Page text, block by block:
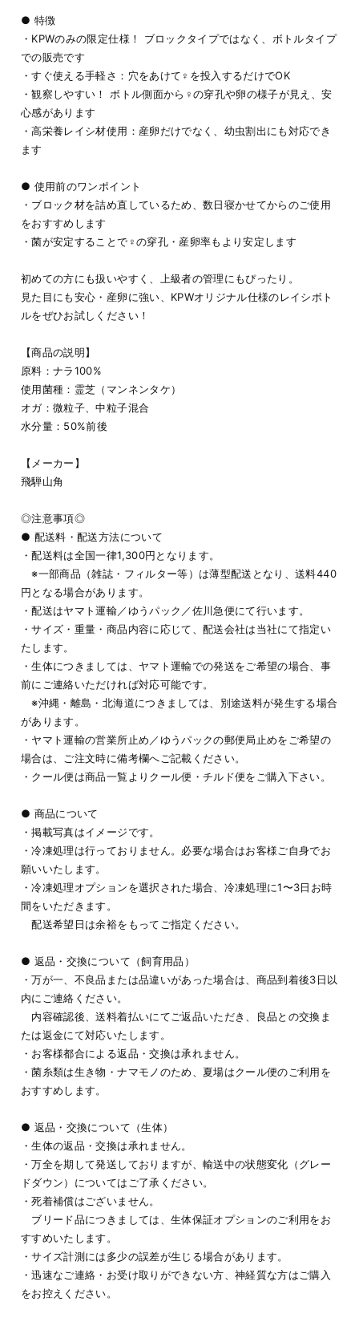
● 特徴
・KPWのみの限定仕様！ ブロックタイプではなく、ボトルタイプ
での販売です
・すぐ使える手軽さ：穴をあけて♀を投入するだけでOK
・観察しやすい！ ボトル側面から♀の穿孔や卵の様子が見え、安
心感があります
・高栄養レイシ材使用：産卵だけでなく、幼虫割出にも対応でき
ます
● 使用前のワンポイント
・ブロック材を詰め直しているため、数日寝かせてからのご使用
をおすすめします
・菌が安定することで♀の穿孔・産卵率もより安定します
初めての方にも扱いやすく、上級者の管理にもぴったり。
見た目にも安心・産卵に強い、KPWオリジナル仕様のレイシボト
ルをぜひお試しください！
【商品の説明】
原料：ナラ100%
使用菌種：霊芝（マンネンタケ）
オガ：微粒子、中粒子混合
水分量：50%前後
【メーカー】
飛騨山角
◎注意事項◎
● 配送料・配送方法について
・配送料は全国一律1,300円となります。
※一部商品（雑誌・フィルター等）は薄型配送となり、送料440
円となる場合があります。
・配送はヤマト運輸／ゆうパック／佐川急便にて行います。
・サイズ・重量・商品内容に応じて、配送会社は当社にて指定い
たします。
・生体につきましては、ヤマト運輸での発送をご希望の場合、事
前にご連絡いただければ対応可能です。
※沖縄・離島・北海道につきましては、別途送料が発生する場合
があります。
・ヤマト運輸の営業所止め／ゆうパックの郵便局止めをご希望の
場合は、ご注文時に備考欄へご記載ください。
・クール便は商品一覧よりクール便・チルド便をご購入下さい。
● 商品について
・掲載写真はイメージです。
・冷凍処理は行っておりません。必要な場合はお客様ご自身でお
願いいたします。
・冷凍処理オプションを選択された場合、冷凍処理に1〜3日お時
間をいただきます。
配送希望日は余裕をもってご指定ください。
● 返品・交換について（飼育用品）
・万が一、不良品または品違いがあった場合は、商品到着後3日以
内にご連絡ください。
内容確認後、送料着払いにてご返品いただき、良品との交換ま
たは返金にて対応いたします。
・お客様都合による返品・交換は承れません。
・菌糸類は生き物・ナマモノのため、夏場はクール便のご利用を
おすすめします。
● 返品・交換について（生体）
・生体の返品・交換は承れません。
・万全を期して発送しておりますが、輸送中の状態変化（グレー
ドダウン）についてはご了承ください。
・死着補償はございません。
ブリード品につきましては、生体保証オプションのご利用をお
すすめいたします。
・サイズ計測には多少の誤差が生じる場合があります。
・迅速なご連絡・お受け取りができない方、神経質な方はご購入
をお控えください。